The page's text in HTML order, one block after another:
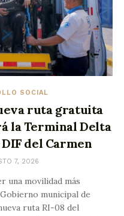
SOCIAL
ruta gratuita
la Terminal Delta
del Carmen
7, 2026
una movilidad más
municipal de
ruta RI-08 del